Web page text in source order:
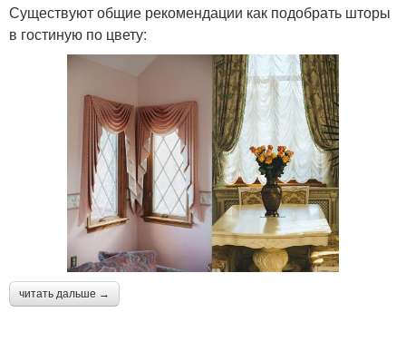
Существуют общие рекомендации как подобрать шторы
в гостиную по цвету:
читать дальше →